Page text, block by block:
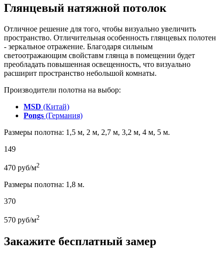
Глянцевый натяжной потолок
Отличное решение для того, чтобы визуально увеличить
пространство. Отличительная особенность глянцевых полотен
- зеркальное отражение. Благодаря сильным
светоотражающим свойставм глянца в помещении будет
преобладать повышенная освещенность, что визуально
расширит пространство небольшой комнаты.
Производители полотна на выбор:
MSD (Китай)
Pongs (Германия)
Размеры полотна: 1,5 м, 2 м, 2,7 м, 3,2 м, 4 м, 5 м.
149
470 руб/м2
Размеры полотна: 1,8 м.
370
570 руб/м2
Закажите бесплатный замер